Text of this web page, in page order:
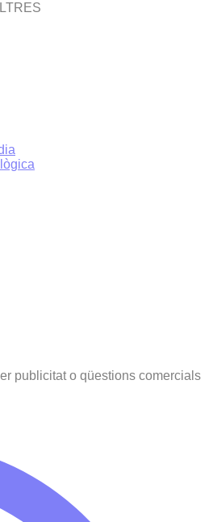
publicitat o qüestions comercials